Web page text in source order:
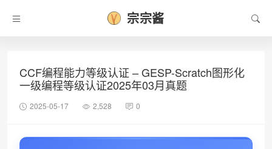
宗宗酱
CCF编程能力等级认证 – GESP-Scratch图形化
一级编程等级认证2025年03月真题
2025-05-17 2,528 0